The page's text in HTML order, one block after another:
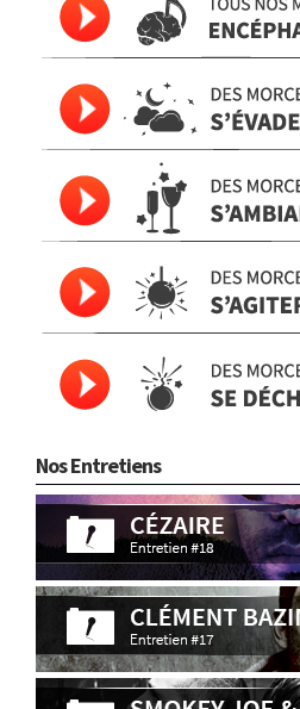
Nos Entretiens